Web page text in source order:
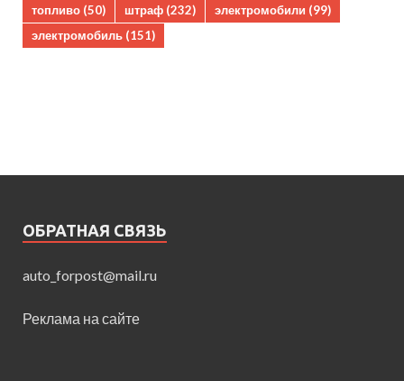
топливо (50) штраф (232) электромобили (99)
электромобиль (151)
ОБРАТНАЯ СВЯЗЬ
auto_forpost@mail.ru
Реклама на сайте